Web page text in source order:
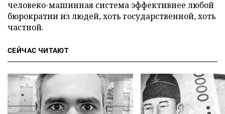
человеко-машинная система эффективнее любой
бюрократии из людей, хоть государственной, хоть
частной.
СЕЙЧАС ЧИТАЮТ